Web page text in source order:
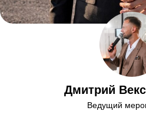
Дмитрий
Ведущий